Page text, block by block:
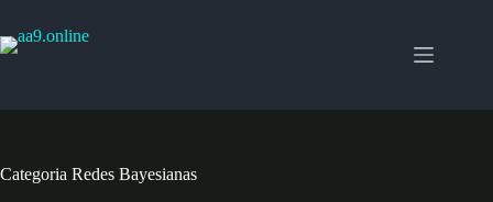
o
Categoria Redes Bayesianas